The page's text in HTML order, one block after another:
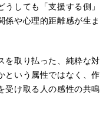
しても「支援する側」
係や心理的距離感が生ま
を取り払った、純粋な対
という属性ではなく、作
受け取る人の感性の共鳴